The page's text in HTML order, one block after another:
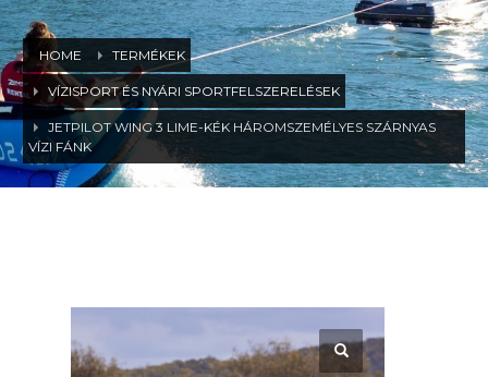
HOME TERMÉKEK
VÍZISPORT ÉS NYÁRI SPORTFELSZERELÉSEK
JETPILOT WING 3 LIME-KÉK HÁROMSZEMÉLYES SZÁRNYAS
VÍZI FÁNK